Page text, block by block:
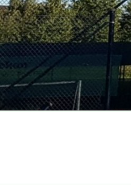
Zum
Inhalt
springen